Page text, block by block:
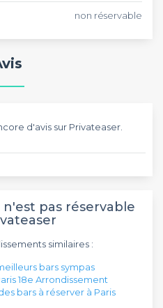
non réservable
d'avis sur Privateaser.
pas réservable
similaires :
bars sympas
18e Arrondissement
bars à réserver à Paris